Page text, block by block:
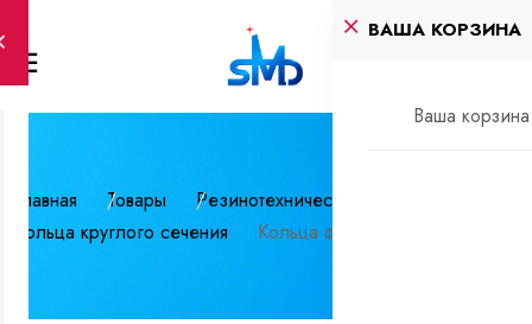
ВАША КОРЗИНА
Ваша корзина
Главная Товары
Резинотехнические изделия
Кольца круглого сечения
Кольца фторкаучуковые